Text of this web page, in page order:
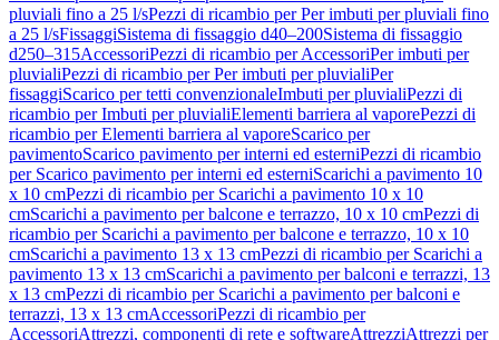
pluviali fino a 25 l/sPezzi di ricambio per Per imbuti per pluviali fino
a 25 l/sFissaggiSistema di fissaggio d40–200Sistema di fissaggio
d250–315AccessoriPezzi di ricambio per AccessoriPer imbuti per
pluvialiPezzi di ricambio per Per imbuti per pluvialiPer
fissaggiScarico per tetti convenzionaleImbuti per pluvialiPezzi di
ricambio per Imbuti per pluvialiElementi barriera al vaporePezzi di
ricambio per Elementi barriera al vaporeScarico per
pavimentoScarico pavimento per interni ed esterniPezzi di ricambio
per Scarico pavimento per interni ed esterniScarichi a pavimento 10
x 10 cmPezzi di ricambio per Scarichi a pavimento 10 x 10
cmScarichi a pavimento per balcone e terrazzo, 10 x 10 cmPezzi di
ricambio per Scarichi a pavimento per balcone e terrazzo, 10 x 10
cmScarichi a pavimento 13 x 13 cmPezzi di ricambio per Scarichi a
pavimento 13 x 13 cmScarichi a pavimento per balconi e terrazzi, 13
x 13 cmPezzi di ricambio per Scarichi a pavimento per balconi e
terrazzi, 13 x 13 cmAccessoriPezzi di ricambio per
AccessoriAttrezzi, componenti di rete e softwareAttrezziAttrezzi per